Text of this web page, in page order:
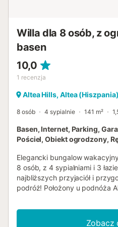
ogrodowymi i leżakami 2
Willa dla 8 osób, z
basen
10,0
1 recenzja
Altea Hills, Altea (Hiszpania)
8 osób 4 sypialnie 141 m²
Basen, Internet, Parking,
Pościel, Obiekt ogrodzony,
Elegancki bungalow
8 osób, z 4 sypialniami i 3
najbliższych przyjaciół i
podróż! Położony u podnóża
wakacje. Świeży wystrój i
gourmet i imponujący duży
Zobacz